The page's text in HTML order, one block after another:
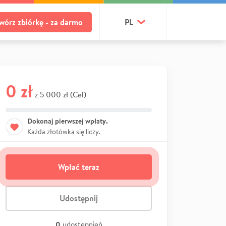
zbiórkę - za darmo PL
0 zł z 5 000 zł (Cel)
Dokonaj pierwszej wpłaty.
Każda złotówka się liczy.
Wpłać teraz
Udostępnij